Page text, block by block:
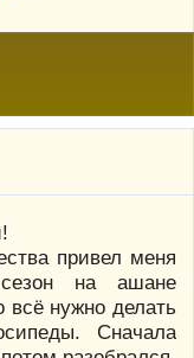
привел меня
сезон на ашане
всё нужно делать
Сначала